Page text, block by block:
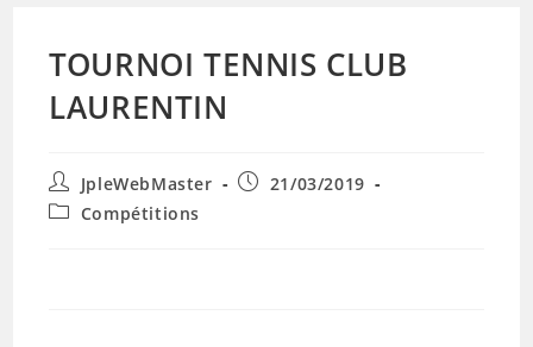
TOURNOI TENNIS CLUB
LAURENTIN
Auteur/autrice
de
la
JpleWebMaster
Publication
21/03/2019
PostCompétitions